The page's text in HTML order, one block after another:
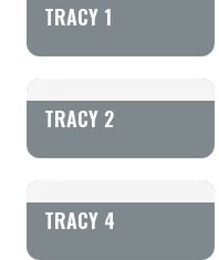
TRACY 1
TRACY 2
TRACY 4